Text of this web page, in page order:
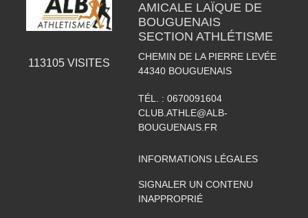
113105VISITES
AMICALE LAÏQUE DE
BOUGUENAIS
SECTION ATHLÉTISME
CHEMIN DE LA PIERRE LEVÉE
44340 BOUGUENAIS
TÉL. : 0670091604
CLUB.ATHLE@ALB-
BOUGUENAIS.FR
INFORMATIONS LÉGALES
SIGNALER UN CONTENU
INAPPROPRIÉ